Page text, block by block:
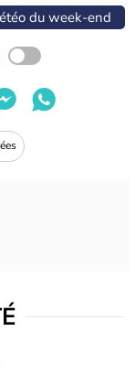
du week-end